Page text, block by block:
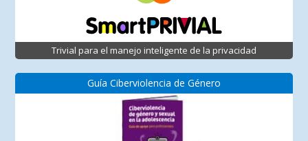
Trivial para el manejo inteligente de la privacidad
Guía Ciberviolencia de Género